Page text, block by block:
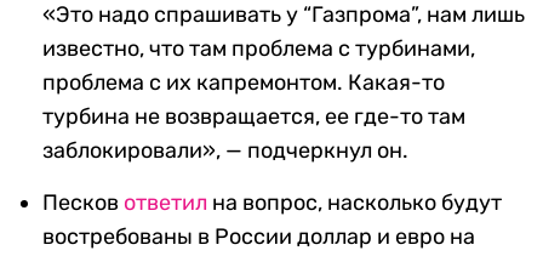
«Это надо спрашивать у “Газпрома”, нам лишь
известно, что там проблема с турбинами,
проблема с их капремонтом. Какая-то
турбина не возвращается, ее где-то там
заблокировали», — подчеркнул он.
Песков ответил на вопрос, насколько будут
востребованы в России доллар и евро на